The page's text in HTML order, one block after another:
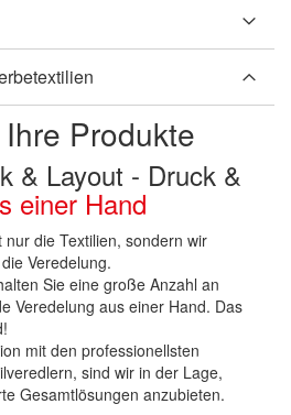
Produkte
& Layout - Druck &
einer Hand
die Textilien, sondern wir
Veredelung.
Sie eine große Anzahl an
Veredelung aus einer Hand. Das
mit den professionellsten
sind wir in der Lage,
Gesamtlösungen anzubieten.